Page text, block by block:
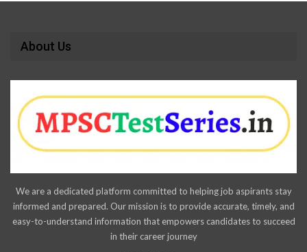
About Us
We are a dedicated platform committed to helping job aspirants stay
informed and prepared. Our mission is to provide accurate, timely, and
easy-to-understand information that empowers candidates to succeed
in their career journey